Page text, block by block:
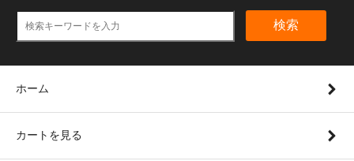
検索
ホーム
カートを見る